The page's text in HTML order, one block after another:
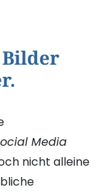
Media
nicht alleine